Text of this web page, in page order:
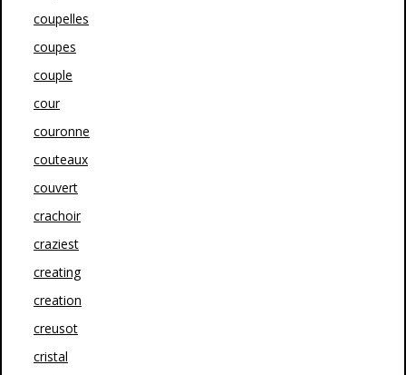
coupelles
coupes
couple
cour
couronne
couteaux
couvert
crachoir
craziest
creating
creation
creusot
cristal